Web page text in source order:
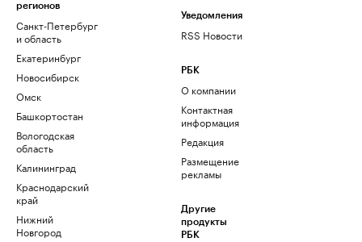
регионов
Санкт-Петербург
и область
Екатеринбург
Новосибирск
Омск
Башкортостан
Вологодская
область
Калининград
Краснодарский
край
Нижний
Новгород
Уведомления
RSS Новости
РБК
О компании
Контактная
информация
Редакция
Размещение
рекламы
Другие
продукты
РБК